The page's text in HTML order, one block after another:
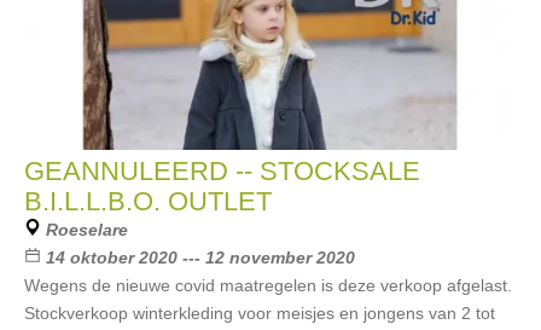
GEANNULEERD -- STOCKSALE
B.I.L.L.B.O. OUTLET
Roeselare
14 oktober 2020 --- 12 november 2020
Wegens de nieuwe covid maatregelen is deze verkoop afgelast.
Stockverkoop winterkleding voor meisjes en jongens van 2 tot